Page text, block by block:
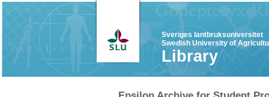
Sveriges lantbruksuniversitet
Swedish University of
Library